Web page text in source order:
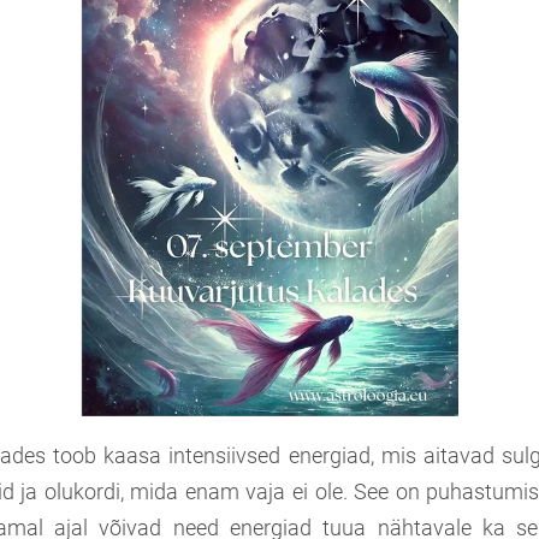
toob kaasa intensiivsed energiad, mis aitavad
ja olukordi, mida enam vaja ei ole. See on
ajal võivad need energiad tuua nähtavale ka